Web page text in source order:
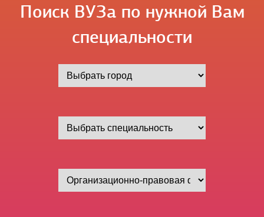
Поиск ВУЗа по нужной Вам
специальности